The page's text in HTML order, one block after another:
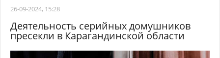
26-09-2024, 15:28
Деятельность серийных домушников
пресекли в Карагандинской области